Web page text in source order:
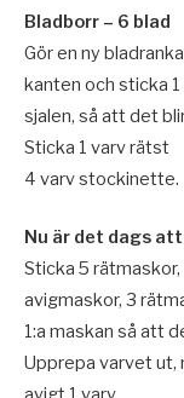
Bladborr – 6 blad
Gör en ny
kanten och sticka
sjalen, så att det
Sticka 1 varv rätst
4 varv stockinette.
Nu är det dags
Sticka 5
avigmaskor, 3
1:a maskan så att
Upprepa varvet ut,